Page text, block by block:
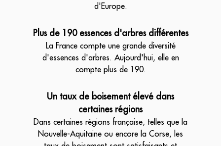
d'Europe.
Plus de 190 essences d'arbres différentes
La France compte une grande diversité
d'essences d'arbres. Aujourd'hui, elle en
compte plus de 190.
Un taux de boisement élevé dans
certaines régions
Dans certaines régions française, telles que la
Nouvelle-Aquitaine ou encore la Corse, les